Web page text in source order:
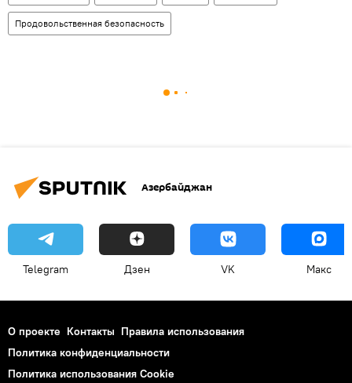
Продовольственная безопасность
Азербайджан
Telegram Дзен VK Макс
О проекте Контакты Правила использования
Политика конфиденциальности
Политика использования Cookie